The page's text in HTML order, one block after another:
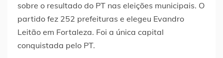
sobre o resultado do PT nas eleições municipais. O
partido fez 252 prefeituras e elegeu Evandro
Leitão em Fortaleza. Foi a única capital
conquistada pelo PT.